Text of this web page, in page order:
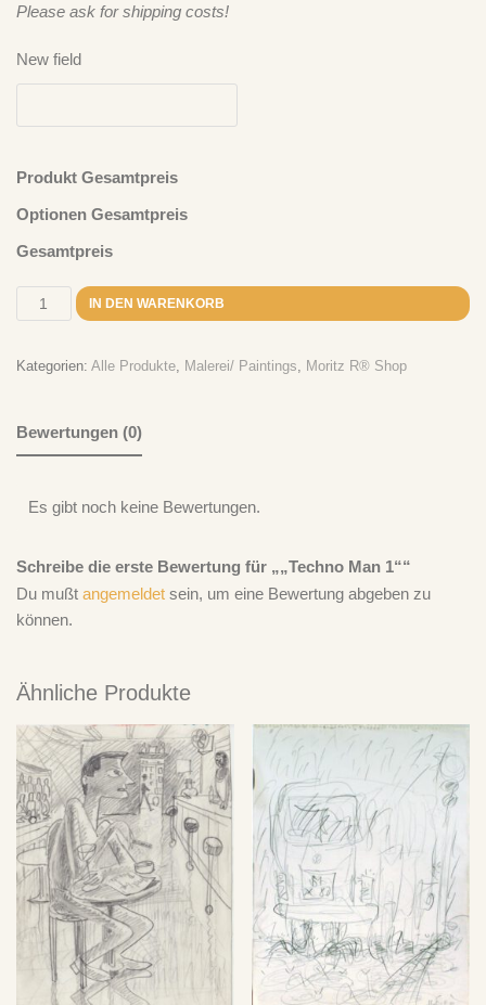
Please ask for shipping costs!
New field
Produkt Gesamtpreis
Optionen Gesamtpreis
Gesamtpreis
IN DEN WARENKORB
Kategorien: Alle Produkte Malerei/ Paintings Moritz R® Shop
Bewertungen (0)
Es gibt noch keine Bewertungen.
Schreibe die erste Bewertung für „„Techno Man 1““
Du mußt angemeldet sein, um eine Bewertung abgeben zu
können.
Ähnliche Produkte
Neuste Kommentare
Ich Bin Doofzu„Take It Easy“ – Der Plan spielt Der Plan – CD